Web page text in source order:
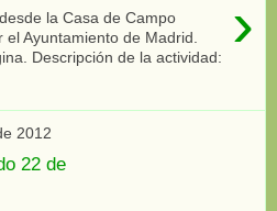
›
la Casa de Campo
el Ayuntamiento de Madrid.
Descripción de la actividad:
2012
22 de